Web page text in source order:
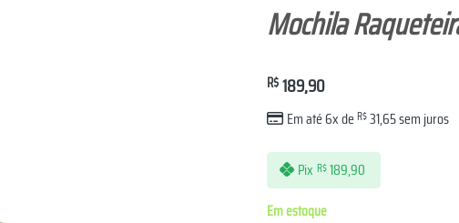
Mochila
R$189,90
Em até 6x de R$31,65sem juros
Pix R$189,90
Em estoque